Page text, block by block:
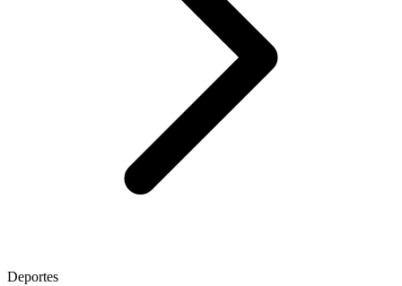
Deportes